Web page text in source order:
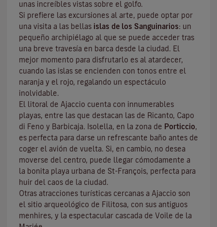
unas increíbles vistas sobre el golfo.
Si prefiere las excursiones al arte, puede optar por
una visita a las bellas islas de los Sanguinarios: un
pequeño archipiélago al que se puede acceder tras
una breve travesía en barca desde la ciudad. El
mejor momento para disfrutarlo es al atardecer,
cuando las islas se encienden con tonos entre el
naranja y el rojo, regalando un espectáculo
inolvidable.
El litoral de Ajaccio cuenta con innumerables
playas, entre las que destacan las de Ricanto, Capo
di Feno y Barbicaja. Isolella, en la zona de Porticcio,
es perfecta para darse un refrescante baño antes de
coger el avión de vuelta. Si, en cambio, no desea
moverse del centro, puede llegar cómodamente a
la bonita playa urbana de St-François, perfecta para
huir del caos de la ciudad.
Otras atracciones turísticas cercanas a Ajaccio son
el sitio arqueológico de Filitosa, con sus antiguos
menhires, y la espectacular cascada de Voile de la